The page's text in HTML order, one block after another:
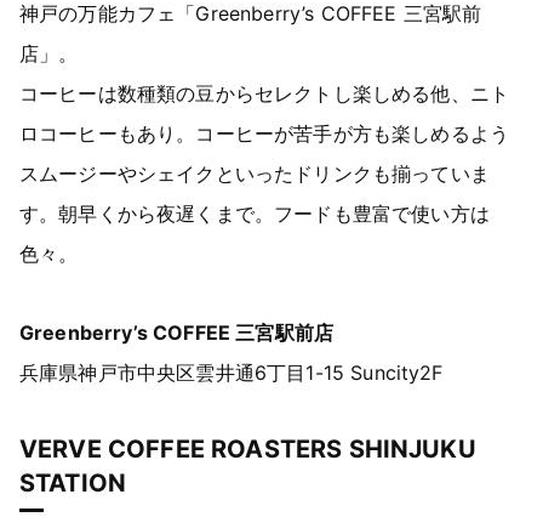
神戸の万能カフェ「Greenberry’s COFFEE 三宮駅前
店」。
コーヒーは数種類の豆からセレクトし楽しめる他、ニト
ロコーヒーもあり。コーヒーが苦手が方も楽しめるよう
スムージーやシェイクといったドリンクも揃っていま
す。朝早くから夜遅くまで。フードも豊富で使い方は
色々。
Greenberry’s COFFEE 三宮駅前店
兵庫県神戸市中央区雲井通6丁目1-15 Suncity2F
VERVE COFFEE ROASTERS SHINJUKU
STATION